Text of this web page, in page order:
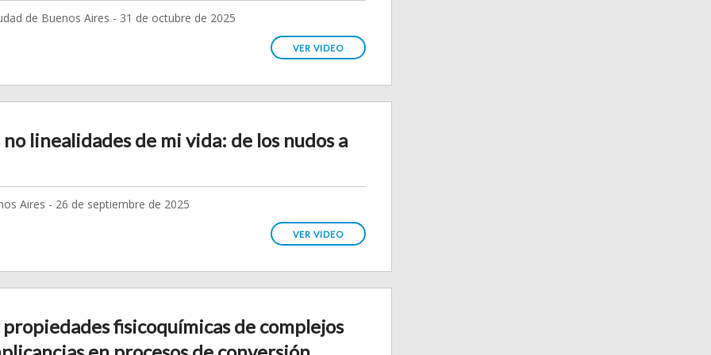
de Buenos Aires - 31 de octubre de 2025
VER VIDEO
linealidades de mi vida: de los nudos a
Aires - 26 de septiembre de 2025
VER VIDEO
fisicoquímicas de complejos